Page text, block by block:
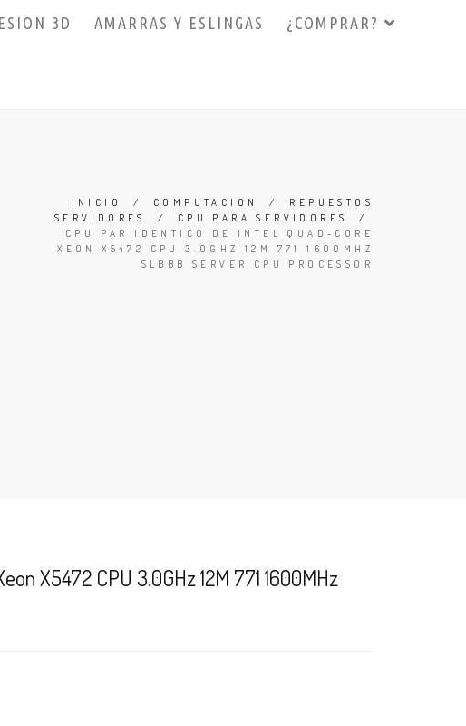
3D AMARRAS Y ESLINGAS ¿COMPRAR?
INICIO / COMPUTACION / REPUESTOS
SERVIDORES
/ CPU PARA SERVIDORES
/
CPU PAR IDENTICO DE INTEL QUAD-CORE
XEON X5472 CPU 3.0GHZ 12M 771 1600MHZ
SLBBB SERVER CPU PROCESSOR
X5472 CPU 3.0GHz 12M 771 1600MHz